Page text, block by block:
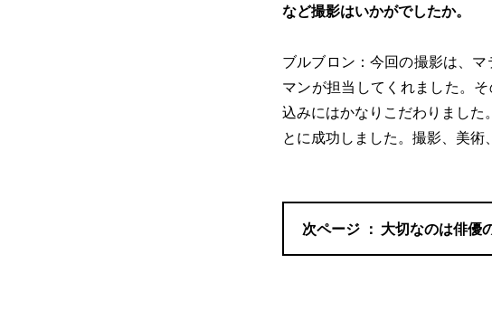
など撮影はいかがでしたか。
ブルブロン：今回の撮影は、
マンが担当してくれました。
込みにはかなりこだわりました
とに成功しました。撮影、美術
大切なのは俳優